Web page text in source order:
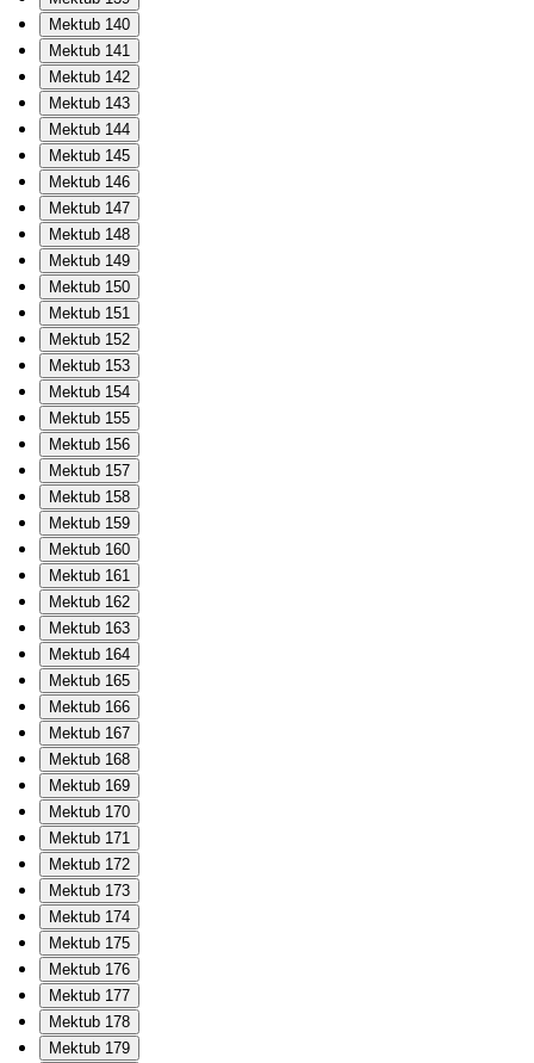
Mektub 140
Mektub 141
Mektub 142
Mektub 143
Mektub 144
Mektub 145
Mektub 146
Mektub 147
Mektub 148
Mektub 149
Mektub 150
Mektub 151
Mektub 152
Mektub 153
Mektub 154
Mektub 155
Mektub 156
Mektub 157
Mektub 158
Mektub 159
Mektub 160
Mektub 161
Mektub 162
Mektub 163
Mektub 164
Mektub 165
Mektub 166
Mektub 167
Mektub 168
Mektub 169
Mektub 170
Mektub 171
Mektub 172
Mektub 173
Mektub 174
Mektub 175
Mektub 176
Mektub 177
Mektub 178
Mektub 179